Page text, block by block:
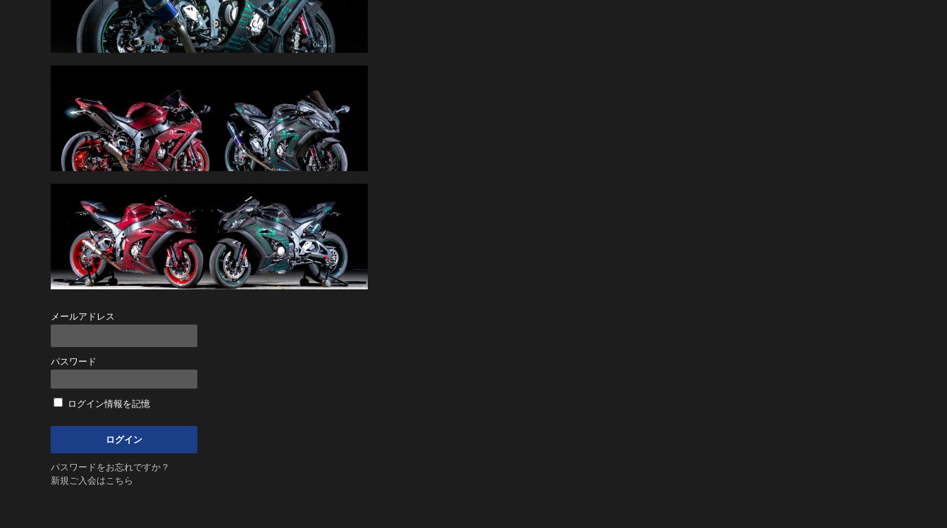
メールアドレス
パスワード
ログイン情報を記憶
パスワードをお忘れですか？
新規ご入会はこちら